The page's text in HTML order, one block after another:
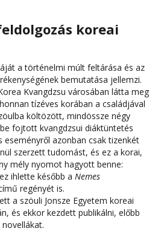
koreai
a történelmi múlt feltárása és az
bemutatása jellemzi.
Kvangdzsu városában látta meg
tízéves korában a családjával
költözött, mindössze négy
fojtott kvangdzsui diáktüntetés
eseményről azonban csak tizenkét
szerzett tudomást, és ez a korai,
mély nyomot hagyott benne:
ihlette később a Nemes
regényét is.
a szöuli Jonsze Egyetem koreai
és ekkor kezdett publikálni, előbb